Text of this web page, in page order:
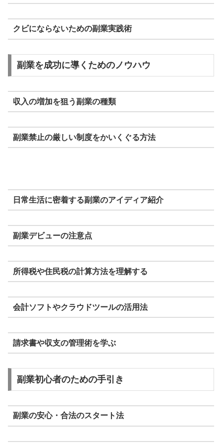
クビにならないための副業実践術
副業を成功に導くためのノウハウ
収入の増加を狙う副業の種類
副業禁止の厳しい制度をかいくぐる方法
日常生活に密着する副業のアイディア紹介
副業デビューの注意点
所得税や住民税の計算方法を理解する
会計ソフトやクラウドツールの活用法
請求書や収支の管理術を学ぶ
副業初心者のための手引き
副業の安心・合法のスタート法